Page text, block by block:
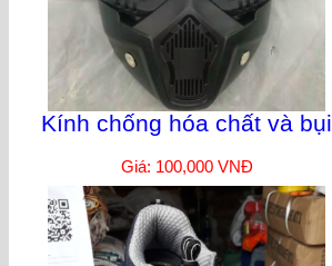
Kính chống hóa chất và bụi
Giá: 100,000 VNĐ